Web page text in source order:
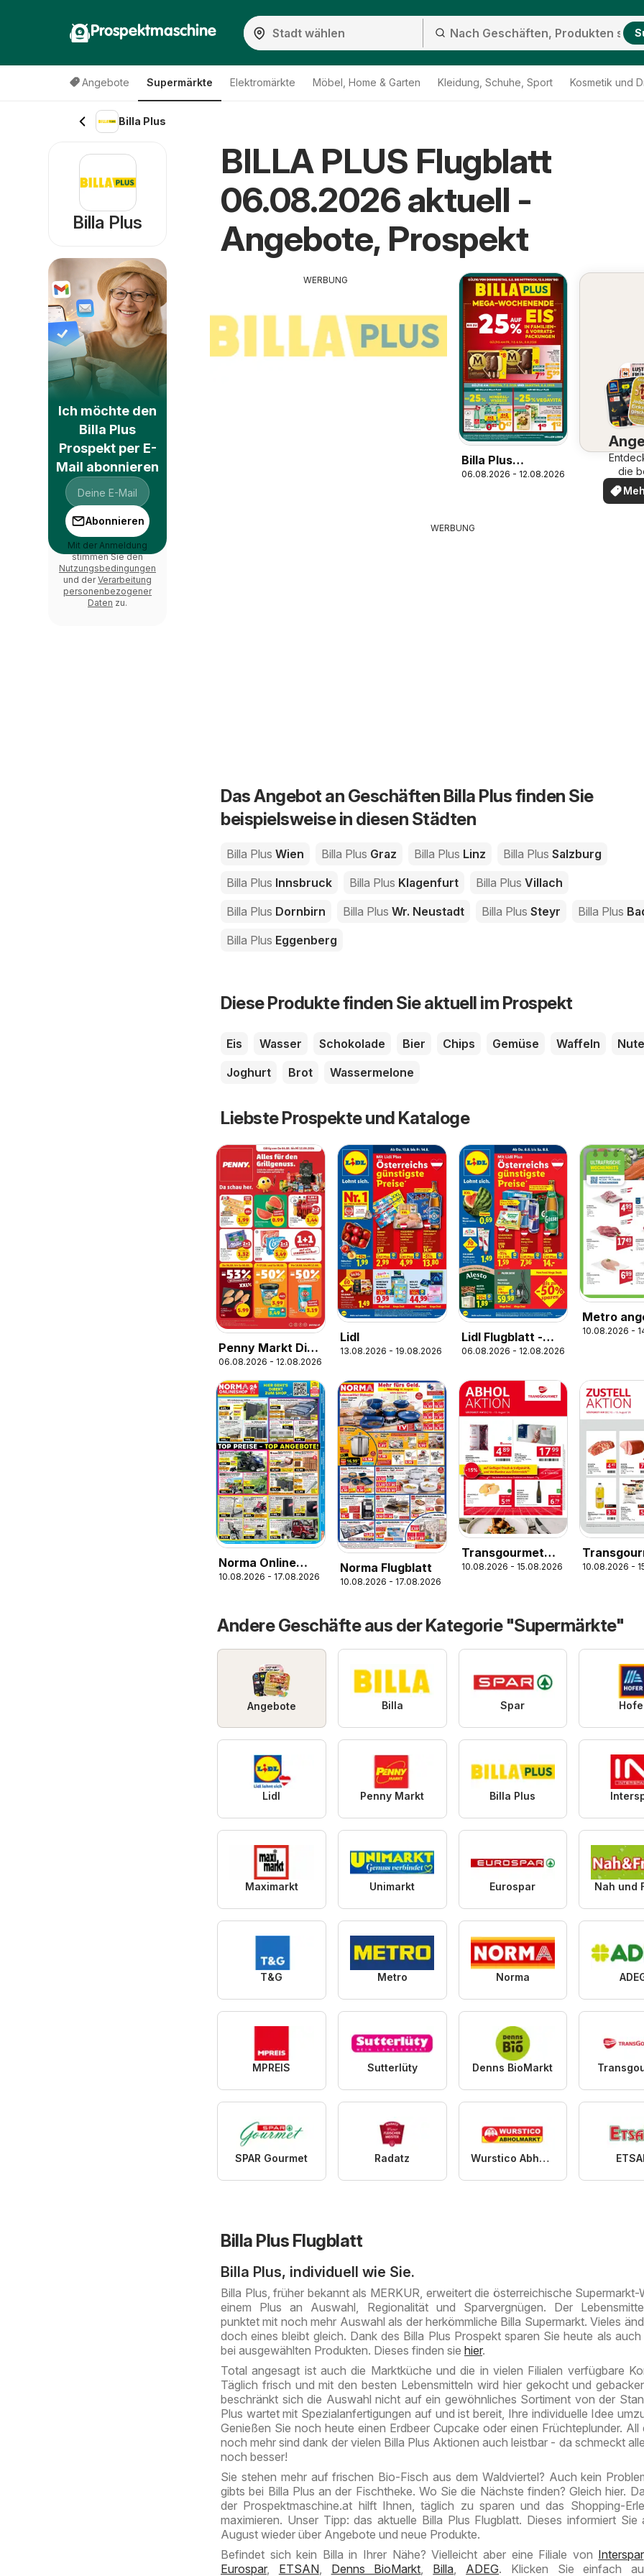
Prospektmaschine
Angebote Supermärkte Elektromärkte Möbel, Home & Garten Kleidung, Schuhe, Sport Kosmetik und
Billa Plus
BILLA PLUS Flugblatt
06.08.2026 aktuell -
Angebote, Prospekt
WERBUNG
Billa Plus
Flugblatt
06.08.2026 - 12.08.2026
die
WERBUNG
Das Angebot an Geschäften Billa Plus finden Sie
beispielsweise in diesen Städten
Billa Plus Wien Billa Plus Graz Billa Plus Linz Billa Plus Salzburg
Billa Plus Innsbruck Billa Plus Klagenfurt Billa Plus Villach
Billa Plus Dornbirn Billa Plus Wr. Neustadt Billa Plus Steyr Billa Plus
Billa Plus Eggenberg
Diese Produkte finden Sie aktuell im Prospekt
Eis Wasser Schokolade Bier Chips Gemüse Waffeln
Joghurt
Brot Wassermelone
Liebste Prospekte und Kataloge
Penny Markt Die
ganze Woche
sparen
06.08.2026 - 12.08.2026
Lidl
13.08.2026 - 19.08.2026
Lidl Flugblatt -
Wien,
Zwettl
06.08.2026 - 12.08.2026
Metro
10.08.2026 -
Norma Online
shop
10.08.2026 - 17.08.2026
Norma Flugblatt
10.08.2026 - 17.08.2026
Transgourmet
Flugblatt
10.08.2026 - 15.08.2026 10.08.2026 -
Andere Geschäfte aus der Kategorie "Supermärkte"
Angebote Billa Spar
Lidl Penny Markt Billa Plus
Maximarkt Unimarkt Eurospar Nah und
T&G Metro Norma
MPREIS Sutterlüty Denns BioMarkt
SPAR Gourmet Radatz Wurstico Abholmarkt
Billa Plus Flugblatt
Billa Plus, individuell wie Sie.
Billa Plus, früher bekannt als MERKUR, erweitert die österreichische Supermarkt-
einem Plus an Auswahl, Regionalität und Sparvergnügen. Der
punktet mit noch mehr Auswahl als der herkömmliche Billa Supermarkt. Vieles
doch eines bleibt gleich. Dank des Billa Plus Prospekt sparen Sie heute als
bei ausgewählten Produkten. Dieses finden sie hier.
Total angesagt ist auch die Marktküche und die in vielen Filialen verfügbare
Täglich frisch und mit den besten Lebensmitteln wird hier gekocht und
beschränkt sich die Auswahl nicht auf ein gewöhnliches Sortiment von der
Plus wartet mit Spezialanfertigungen auf und ist bereit, Ihre individuelle Idee
Genießen Sie noch heute einen Erdbeer Cupcake oder einen Früchteplunder. All
noch mehr sind dank der vielen Billa Plus Aktionen auch leistbar - da schmeckt
noch besser!
Sie stehen mehr auf frischen Bio-Fisch aus dem Waldviertel? Auch kein
gibts bei Billa Plus an der Fischtheke. Wo Sie die Nächste finden? Gleich hier.
der Prospektmaschine.at hilft Ihnen, täglich zu sparen und das Shopping-
maximieren. Unser Tipp: das aktuelle Billa Plus Flugblatt. Dieses informiert Sie
August wieder über Angebote und neue Produkte.
Befindet sich kein Billa in Ihrer Nähe? Vielleicht aber eine Filiale von Interspar
Eurospar, ETSAN, Denns BioMarkt Billa ADEG. Klicken Sie einfach
Billa Plus
Ich möchte den
Billa Plus
Prospekt per E-
Mail abonnieren
Abonnieren
Mit der Anmeldung
stimmen Sie den
Nutzungsbedingungen
und derVerarbeitung
personenbezogener
Daten zu.